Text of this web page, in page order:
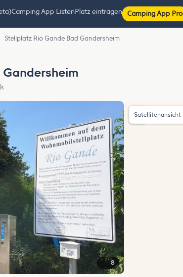
Camping App ListenPlatz eintragen Camping App Pro
Stellplatz Rio Gande Bad Gandersheim
8
Satellitenansicht